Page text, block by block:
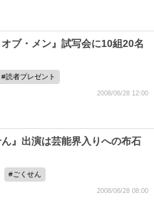
ブ・メン』試写会に10組20名
読者プレゼント
2008/06/28 12:00
』出演は芸能界入りへの布石
ごくせん
2008/06/28 08:00